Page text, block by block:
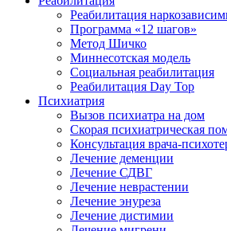
Реабилитация
Программа «12 шагов»
Метод Шичко
Миннесотская модель
Социальная реабилитация
Реабилитация Day Top
Психиатрия
Вызов психиатра на дом
Скорая психиатрическая
Консультация врача-
Лечение деменции
Лечение СДВГ
Лечение неврастении
Лечение энуреза
Лечение дистимии